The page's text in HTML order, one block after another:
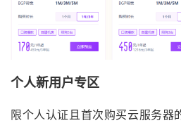
个人新用户专区
限个人认证且首次购买云服务器